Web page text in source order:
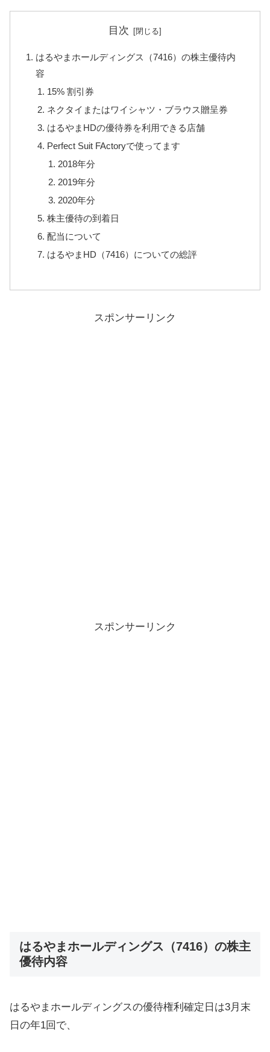
目次
はるやまホールディングス（7416）の株主優待内
容
15% 割引券
ネクタイまたはワイシャツ・ブラウス贈呈券
はるやまHDの優待券を利用できる店舗
Perfect Suit FActoryで使ってます
2018年分
2019年分
2020年分
株主優待の到着日
配当について
はるやまHD（7416）についての総評
スポンサーリンク
スポンサーリンク
はるやまホールディングス（7416）の株主
優待内容
はるやまホールディングスの優待権利確定日は3月末
日の年1回で、